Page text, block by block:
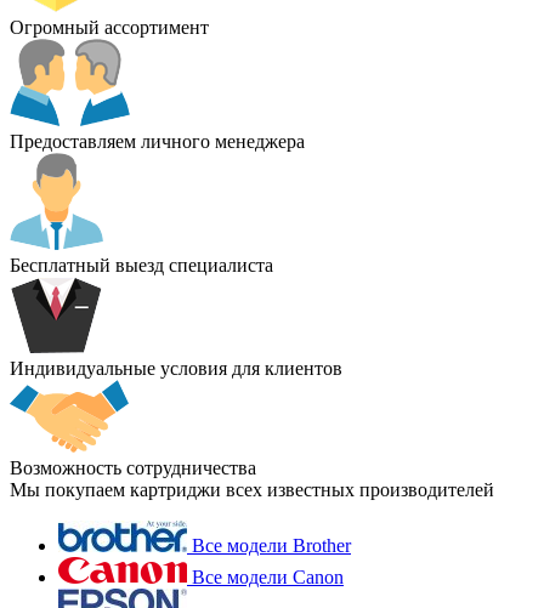
Огромный ассортимент
Предоставляем личного менеджера
Бесплатный выезд специалиста
Индивидуальные условия для клиентов
Возможность сотрудничества
Мы покупаем картриджи всех известных производителей
Все модели Brother
Все модели Canon